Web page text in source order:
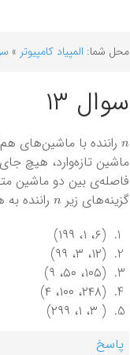
محل شما: المپیاد کامپیوتر »
سوال ۱۳
راننده با ماشین‌های
ماشین تازه‌وارد، هیچ
فاصله‌ی بین دو ماشین
گزینه‌های زیر nراننده
(۶، ۱، ۱۹۹)
(۱۲، ۳، ۹۹)
(۱۰۵، ۵۰، ۹)
(۲۴۸، ۱۰۰، ۴)
( ۳، ۱، ۲۹۹)
پاسخ